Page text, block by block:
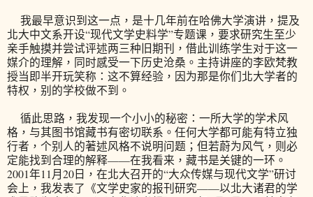
我最早意识到这一点，是十几年前在哈佛大学演讲，提及
北大中文系开设“现代文学史料学”专题课，要求研究生至少
亲手触摸并尝试评述两三种旧期刊，借此训练学生对于这一
媒介的理解，同时感受一下历史沧桑。主持讲座的李欧梵教
授当即半开玩笑称：这不算经验，因为那是你们北大学者的
特权，别的学校做不到。
循此思路，我发现一个小小的秘密：一所大学的学术风
格，与其图书馆藏书有密切联系。任何大学都可能有特立独
行者，个别人的著述风格不说明问题；但若蔚为风气，则必
定能找到合理的解释——在我看来，藏书是关键的一环。
2001年11月20日，在北大召开的“大众传媒与现代文学”研讨
会上，我发表了《文学史家的报刊研究——以北大诸君的学